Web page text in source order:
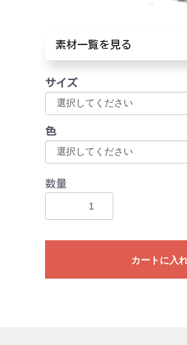
素材一覧を見る
サイズ
色
数量
カートに入